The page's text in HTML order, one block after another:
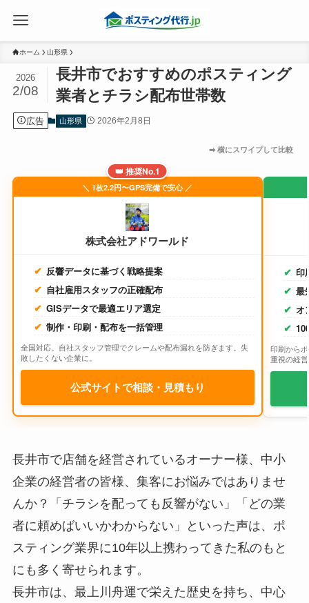
ホーム 山形県
長井市でおすすめのポスティング
業者とチラシ配布世帯数
2026
2/08
広告 山形県 2026年2月8日
👑 推奨No.1
＼ 1枚2.2円〜GPS完備で安心 ／
株式会社アドワールド
反響データに基づく戦略提案
自社雇用スタッフの正確配布
GISデータで最適エリア選定
制作・印刷・配布を一括管理
全国対応。自社スタッフ管理でクレームや配布漏れを防ぎます。失
敗したくない企業に。
公式サイトで相談・見積もり
印
最
オ
印刷から
重視の経
長井市で店舗を経営されているオーナー様、中小
企業の経営者の皆様、集客にお悩みではありませ
んか？「チラシを配っても反響がない」「どの業
者に頼めばいいかわからない」といった声は、ポ
スティング業界に10年以上携わってきた私のもと
にも多く寄せられます。
長井市は、最上川舟運で栄えた歴史を持ち、中心